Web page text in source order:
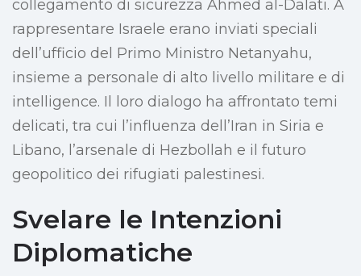
collegamento di sicurezza Ahmed al-Dalati. A
rappresentare Israele erano inviati speciali
dell’ufficio del Primo Ministro Netanyahu,
insieme a personale di alto livello militare e di
intelligence. Il loro dialogo ha affrontato temi
delicati, tra cui l’influenza dell’Iran in Siria e
Libano, l’arsenale di Hezbollah e il futuro
geopolitico dei rifugiati palestinesi.
Svelare le Intenzioni
Diplomatiche